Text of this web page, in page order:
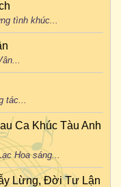
tình khúc...
tác...
Ca Khúc Tàu Anh
Hoa sáng...
Lừng, Đời Tư Lận